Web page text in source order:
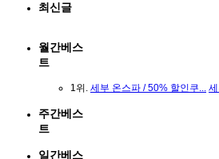
최신글
- 세부시티 찐 1등! 더 포레...
- 망고스틴 고르는 방법이에요
-
- 김해공항 쉼 rest 좋네요 ㅋㅋ
- 막탄뉴타운에서는 SMART가 ...
월간베스
트
1위. 세부 온스파 / 50% 할인쿠...
주간베스
트
일간베스